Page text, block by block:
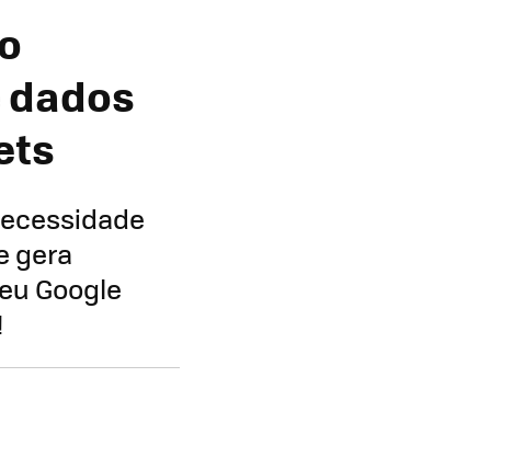
gera
Google